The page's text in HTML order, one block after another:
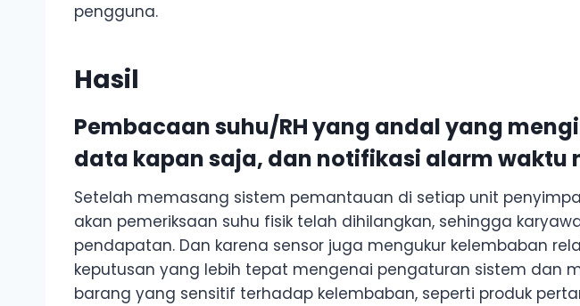
pengguna.
Hasil
Pembacaan suhu/RH yang andal yang
data kapan saja, dan notifikasi alarm
Setelah memasang sistem pemantauan di setiap unit
akan pemeriksaan suhu fisik telah dihilangkan, sehingga
pendapatan. Dan karena sensor juga mengukur kelembaban
keputusan yang lebih tepat mengenai pengaturan sistem dan
barang yang sensitif terhadap kelembaban, seperti produk